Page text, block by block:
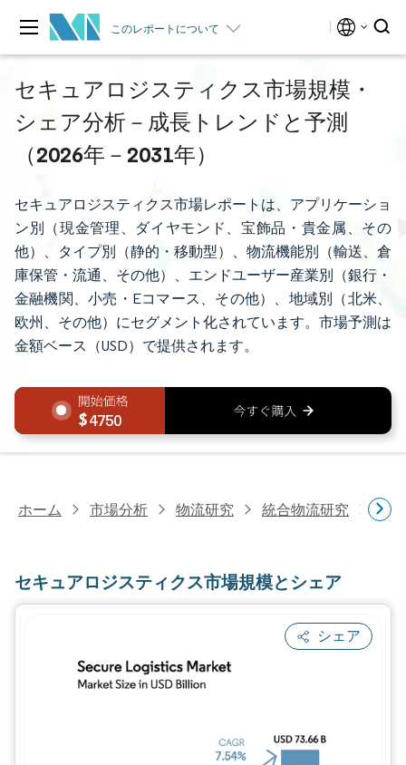
このレポートについて
セキュアロジスティクス市場規模・
シェア分析－成長トレンドと予測
（2026年－2031年）
セキュアロジスティクス市場レポートは、アプリケーショ
ン別（現金管理、ダイヤモンド、宝飾品・貴金属、その
他）、タイプ別（静的・移動型）、物流機能別（輸送、倉
庫保管・流通、その他）、エンドユーザー産業別（銀行・
金融機関、小売・Eコマース、その他）、地域別（北米、
欧州、その他）にセグメント化されています。市場予測は
金額ベース（USD）で提供されます。
4750
ホーム 市場分析 物流研究 統合物流研究 セ
セキュアロジスティクス市場規模とシェア
シェア